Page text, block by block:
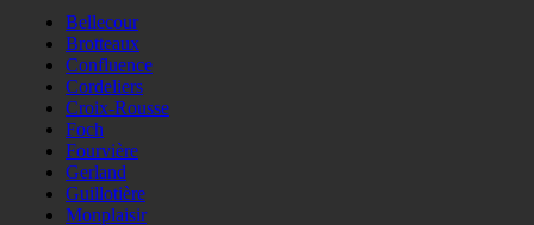
Bellecour
Brotteaux
Confluence
Cordeliers
Croix-Rousse
Foch
Fourvière
Gerland
Guillotière
Monplaisir